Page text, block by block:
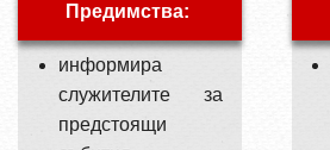
Предимства:
информира
служителите за
предстоящи